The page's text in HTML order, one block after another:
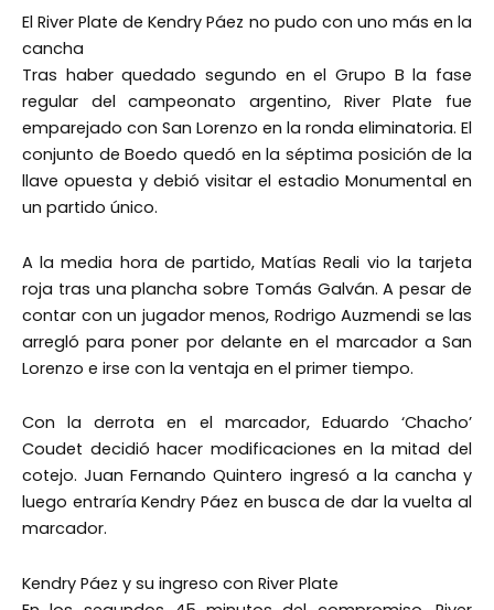
El River Plate de Kendry Páez no pudo con uno más en la
cancha
Tras haber quedado segundo en el Grupo B la fase
regular del campeonato argentino, River Plate fue
emparejado con San Lorenzo en la ronda eliminatoria. El
conjunto de Boedo quedó en la séptima posición de la
llave opuesta y debió visitar el estadio Monumental en
un partido único.
A la media hora de partido, Matías Reali vio la tarjeta
roja tras una plancha sobre Tomás Galván. A pesar de
contar con un jugador menos, Rodrigo Auzmendi se las
arregló para poner por delante en el marcador a San
Lorenzo e irse con la ventaja en el primer tiempo.
Con la derrota en el marcador, Eduardo ‘Chacho’
Coudet decidió hacer modificaciones en la mitad del
cotejo. Juan Fernando Quintero ingresó a la cancha y
luego entraría Kendry Páez en busca de dar la vuelta al
marcador.
Kendry Páez y su ingreso con River Plate